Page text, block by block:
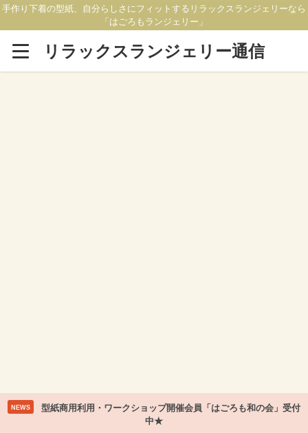
手作り下着の型紙、自分らしさにフィットするリラックスランジェリーなら
「はごろもランジェリー」
リラックスランジェリー通信
NEWS
型紙商用利用・ワークショップ開催会員「はごろも和の会」受付
中★